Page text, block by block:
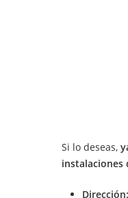
Si lo deseas,
instalaciones
Dirección: